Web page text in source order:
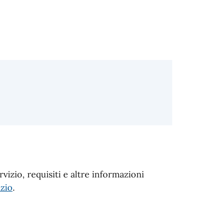
requisiti e altre informazioni
.